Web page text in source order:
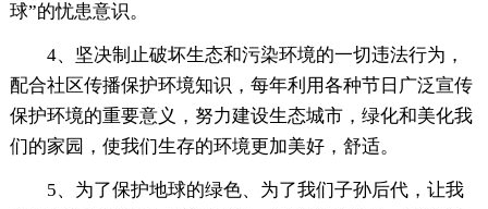
球”的忧患意识。
4、坚决制止破坏生态和污染环境的一切违法行为，
配合社区传播保护环境知识，每年利用各种节日广泛宣传
保护环境的重要意义，努力建设生态城市，绿化和美化我
们的家园，使我们生存的环境更加美好，舒适。
5、为了保护地球的绿色、为了我们子孙后代，让我